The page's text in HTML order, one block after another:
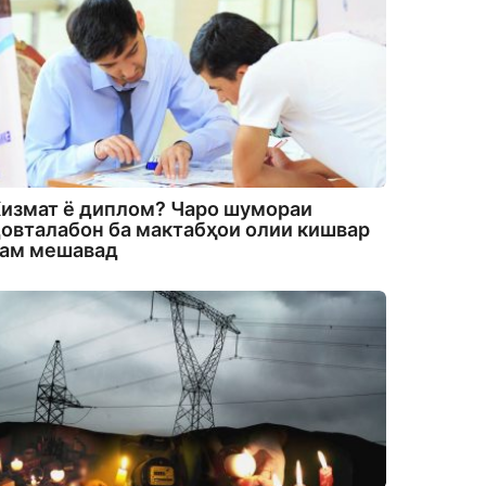
ё диплом? Чаро шумораи
ба мактабҳои олии кишвар
мешавад